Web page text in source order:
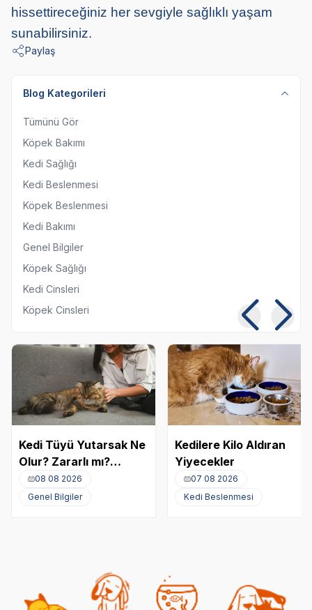
hissettireceğiniz her sevgiyle sağlıklı yaşam
sunabilirsiniz.
Paylaş
Blog Kategorileri
Tümünü Gör
Köpek Bakımı
Kedi Sağlığı
Kedi Beslenmesi
Köpek Beslenmesi
Kedi Bakımı
Genel Bilgiler
Köpek Sağlığı
Kedi Cinsleri
Köpek Cinsleri
Kedi Tüyü Yutarsak Ne
Olur? Zararlı mı?
Akciğere Kedi Tüyü
Kaçması
08 08 2026
Genel Bilgiler
Kedilere Kilo Aldıran
Yiyecekler
07 08 2026
Kedi Beslenmesi